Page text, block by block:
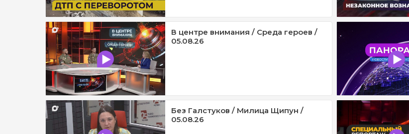
В центре внимания / Среда героев /
05.08.26
Без Галстуков / Милица Щипун /
05.08.26